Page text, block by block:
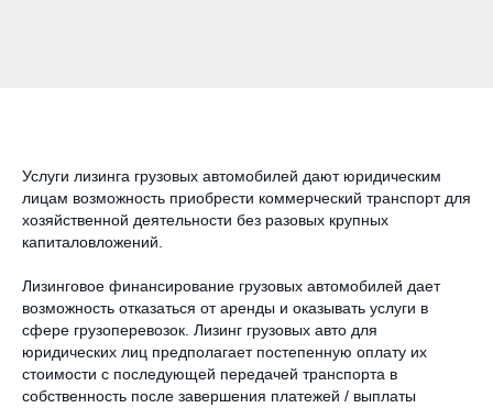
Услуги лизинга грузовых автомобилей дают юридическим
лицам возможность приобрести коммерческий транспорт для
хозяйственной деятельности без разовых крупных
капиталовложений.
Лизинговое финансирование грузовых автомобилей дает
возможность отказаться от аренды и оказывать услуги в
сфере грузоперевозок. Лизинг грузовых авто для
юридических лиц предполагает постепенную оплату их
стоимости с последующей передачей транспорта в
собственность после завершения платежей / выплаты